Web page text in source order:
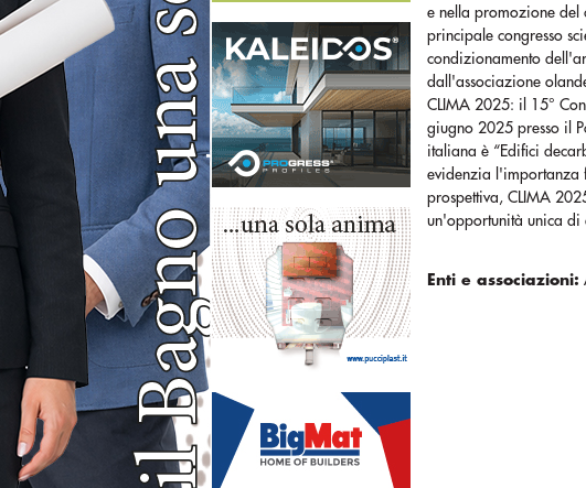
e nella promozione del
principale congresso
condizionamento
dall'associazione
CLIMA 2025: il 15°
giugno 2025 presso il
italiana è “Edifici
evidenzia l'importanza
prospettiva, CLIMA
un'opportunità unica di
Enti e associazioni: